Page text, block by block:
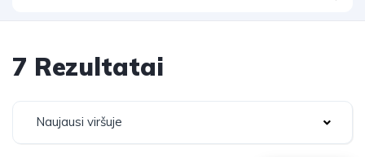
7 Rezultatai
Naujausi viršuje